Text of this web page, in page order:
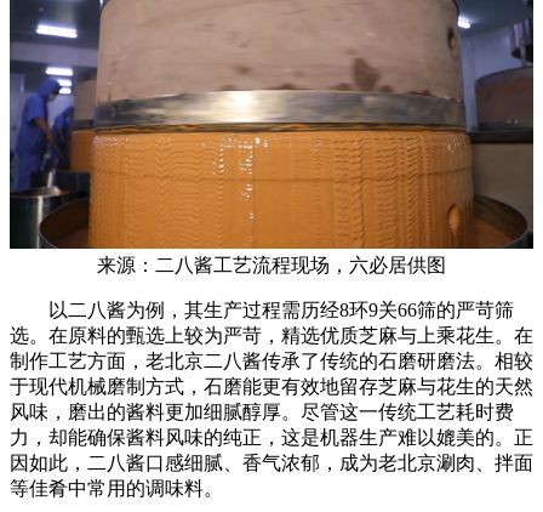
来源：二八酱工艺流程现场，六必居供图
以二八酱为例，其生产过程需历经8环9关66筛的严苛筛
选。在原料的甄选上较为严苛，精选优质芝麻与上乘花生。在
制作工艺方面，老北京二八酱传承了传统的石磨研磨法。相较
于现代机械磨制方式，石磨能更有效地留存芝麻与花生的天然
风味，磨出的酱料更加细腻醇厚。尽管这一传统工艺耗时费
力，却能确保酱料风味的纯正，这是机器生产难以媲美的。正
因如此，二八酱口感细腻、香气浓郁，成为老北京涮肉、拌面
等佳肴中常用的调味料。